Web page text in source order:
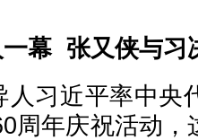
幕 张又侠与习
人习近平率中央
周年庆祝活动，